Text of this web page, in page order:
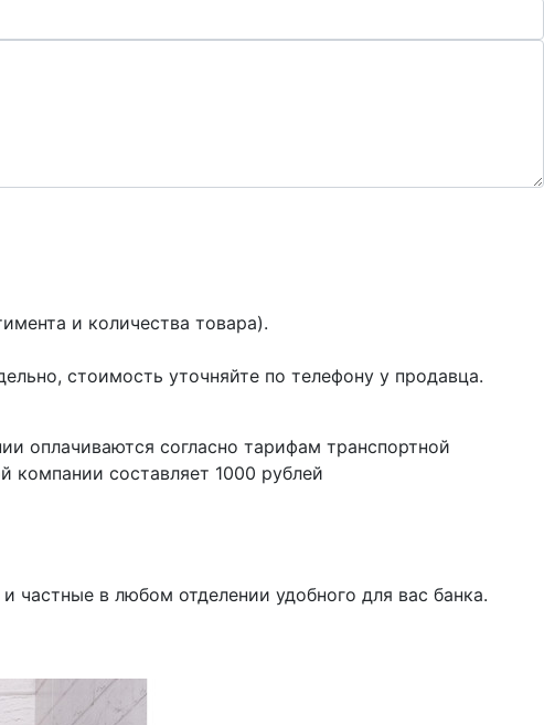
и количества товара).
стоимость уточняйте по телефону у продавца.
оплачиваются согласно тарифам транспортной
компании составляет 1000 рублей
частные в любом отделении удобного для вас банка.